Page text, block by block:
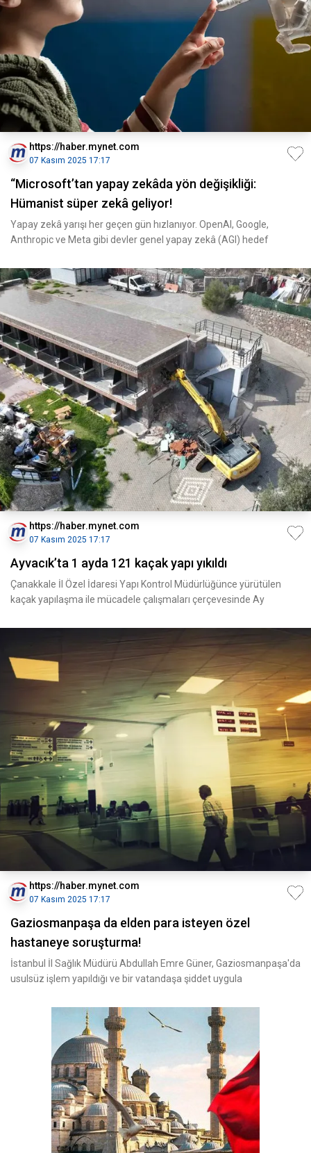
https://haber.mynet.com
07 Kasım 2025 17:17
“Microsoft’tan yapay zekâda yön değişikliği:
Hümanist süper zekâ geliyor!
Yapay zekâ yarışı her geçen gün hızlanıyor. OpenAI, Google,
Anthropic ve Meta gibi devler genel yapay zekâ (AGI) hedef
https://haber.mynet.com
07 Kasım 2025 17:17
Ayvacık’ta 1 ayda 121 kaçak yapı yıkıldı
Çanakkale İl Özel İdaresi Yapı Kontrol Müdürlüğünce yürütülen
kaçak yapılaşma ile mücadele çalışmaları çerçevesinde Ay
https://haber.mynet.com
07 Kasım 2025 17:17
Gaziosmanpaşa da elden para isteyen özel
hastaneye soruşturma!
İstanbul İl Sağlık Müdürü Abdullah Emre Güner, Gaziosmanpaşa'da
usulsüz işlem yapıldığı ve bir vatandaşa şiddet uygula